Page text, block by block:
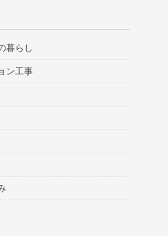
暮らし
ン工事